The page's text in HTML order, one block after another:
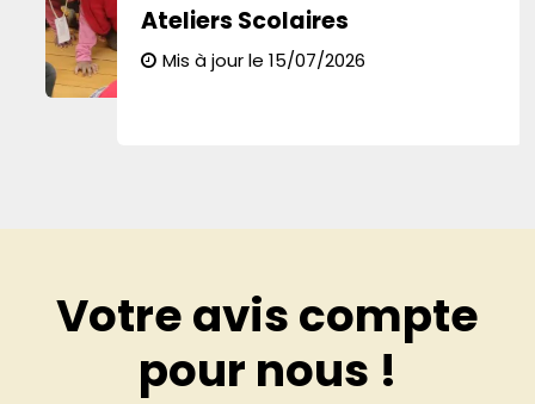
Ateliers Scolaires
Mis à jour le 15/07/2026
Votre avis compte
pour nous !